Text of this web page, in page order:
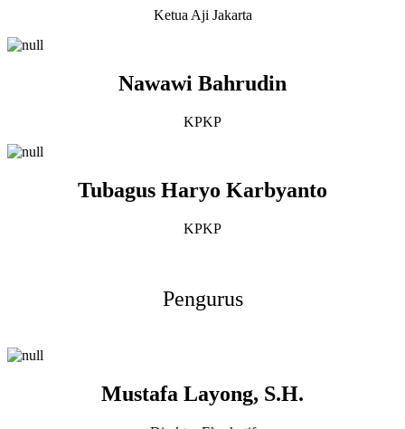
Ketua Aji Jakarta
Nawawi Bahrudin
KPKP
Tubagus Haryo Karbyanto
KPKP
Pengurus
Mustafa Layong, S.H.